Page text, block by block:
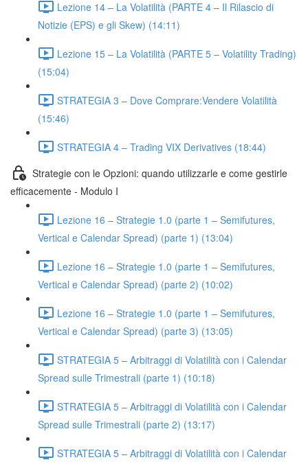
Lezione 14 – La Volatilità (PARTE 4 – Il Rilascio di
Notizie (EPS) e gli Skew) (14:11)
Lezione 15 – La Volatilità (PARTE 5 – Volatility Trading)
(15:04)
STRATEGIA 3 – Dove Comprare:Vendere Volatilità
(15:46)
STRATEGIA 4 – Trading VIX Derivatives (18:44)
Strategie con le Opzioni: quando utilizzarle e come gestirle
efficacemente - Modulo I
Lezione 16 – Strategie 1.0 (parte 1 – Semifutures,
Vertical e Calendar Spread) (parte 1) (13:04)
Lezione 16 – Strategie 1.0 (parte 1 – Semifutures,
Vertical e Calendar Spread) (parte 2) (10:02)
Lezione 16 – Strategie 1.0 (parte 1 – Semifutures,
Vertical e Calendar Spread) (parte 3) (13:05)
STRATEGIA 5 – Arbitraggi di Volatilità con i Calendar
Spread sulle Trimestrali (parte 1) (10:18)
STRATEGIA 5 – Arbitraggi di Volatilità con i Calendar
Spread sulle Trimestrali (parte 2) (13:17)
STRATEGIA 5 – Arbitraggi di Volatilità con i Calendar